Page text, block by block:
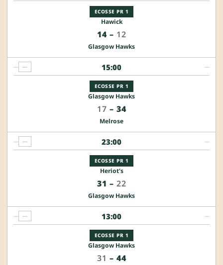
ECOSSE PR 1
Hawick
14– 12
Glasgow Hawks
15:00
ECOSSE PR 1
Glasgow Hawks
17 – 34
Melrose
— — —
23:00
ECOSSE PR 1
Heriot's
31 – 22
Glasgow Hawks
— — —
13:00
ECOSSE PR 1
Glasgow Hawks
31 – 44
— — —